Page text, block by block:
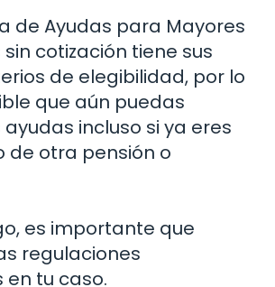
de Ayudas para Mayores
cotización tiene sus
de elegibilidad, por lo
que aún puedas
incluso si ya eres
de otra pensión o
es importante que
regulaciones
tu caso.